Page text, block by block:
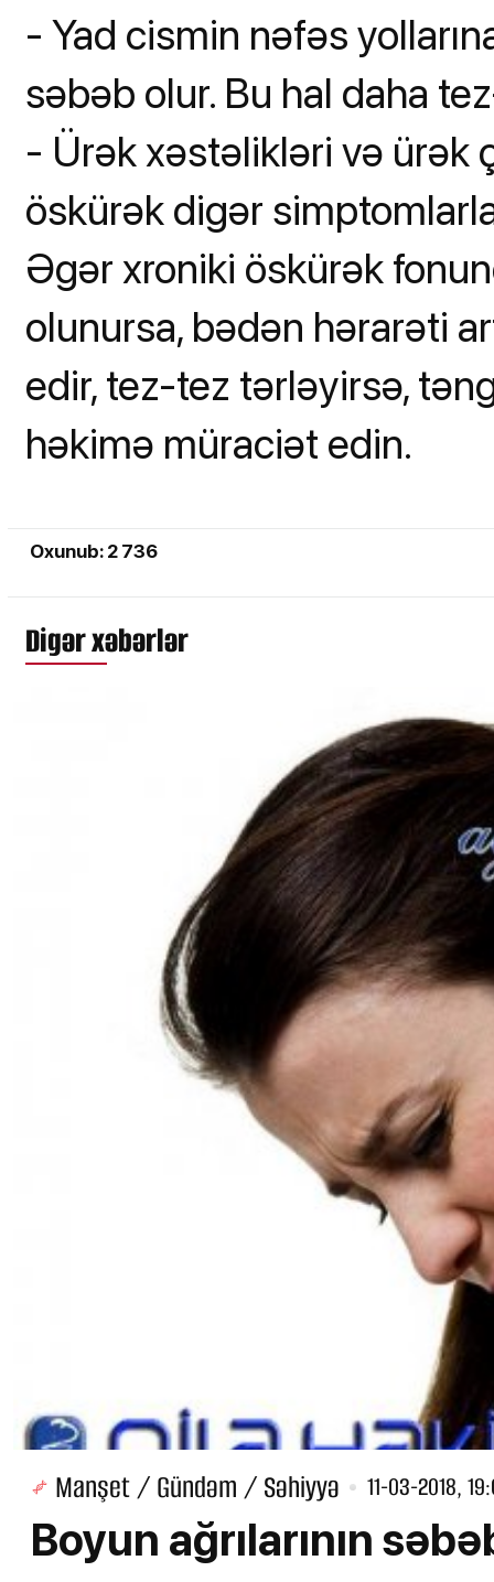
- Yad cismin nəfəs
səbəb olur. Bu hal daha
- Ürək xəstəlikləri və ürək
öskürək digər
Əgər xroniki öskürək
olunursa, bədən hərarəti
edir, tez-tez tərləyirsə,
həkimə müraciət edin.
Oxunub: 2 736
Digər xəbərlər
Manşet / Gündəm / Səhiyyə 11-03-2018,
Boyun ağrılarının